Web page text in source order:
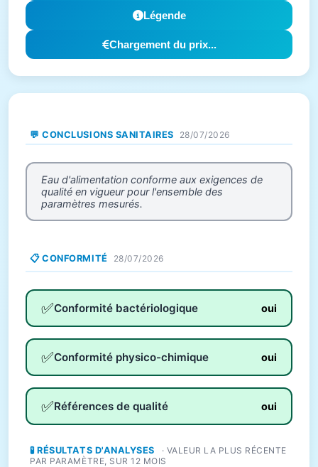
Légende
Chargement du prix...
💬 CONCLUSIONS SANITAIRES 28/07/2026
Eau d'alimentation conforme aux exigences de
qualité en vigueur pour l'ensemble des
paramètres mesurés.
📋 CONFORMITÉ 28/07/2026
✅Conformité bactériologique oui
✅Conformité physico-chimique oui
✅Références de qualité oui
🧪 RÉSULTATS D'ANALYSES
· VALEUR LA PLUS RÉCENTE
PAR PARAMÈTRE, SUR 12 MOIS